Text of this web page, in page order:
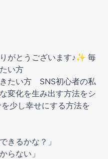
がとうございます♪✨ 毎
たい方
たい方 SNS初心者の私
変化を生み出す方法をシ
少し幸せにする方法を
きるかな？」
らない」